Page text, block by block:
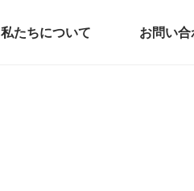
私たちについて お問い